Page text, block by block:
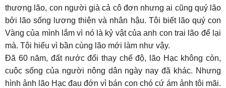
thương lão, con người già cả cô đơn nhưng ai cũng quý lão
bởi lão sống lương thiện và nhân hậu. Tôi biết lão quý con
Vàng của mình lắm vì nó là kỷ vật của anh con trai lão để lại
mà. Tôi hiểu vì bần cùng lão mới làm như vậy.
Đã 60 năm, đất nước đổi thay chế độ, lão Hạc không còn,
cuộc sống của người nông dân ngày nay đã khác. Nhưng
hình ảnh lão Hạc đau đớn vì bán con chó cứ ám ảnh tôi mãi.